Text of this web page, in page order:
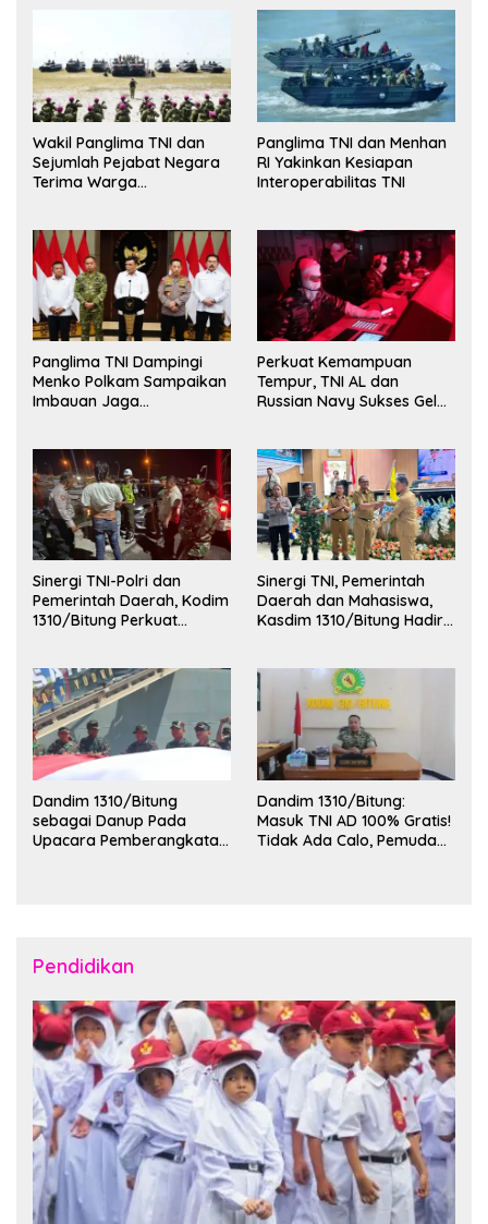
Wakil Panglima TNI dan
Sejumlah Pejabat Negara
Terima Warga
Panglima TNI dan Menhan
RI Yakinkan Kesiapan
Interoperabilitas TNI
Panglima TNI Dampingi
Menko Polkam Sampaikan
Imbauan Jaga
Perkuat Kemampuan
Tempur, TNI AL dan
Russian Navy Sukses Gelar
Sinergi TNI-Polri dan
Pemerintah Daerah, Kodim
1310/Bitung Perkuat
Sinergi TNI, Pemerintah
Daerah dan Mahasiswa,
Kasdim 1310/Bitung Hadiri
Kota Bitung
Dandim 1310/Bitung
sebagai Danup Pada
Upacara Pemberangkatan
Dandim 1310/Bitung:
Masuk TNI AD 100% Gratis!
Tidak Ada Calo, Pemuda
Pendidikan